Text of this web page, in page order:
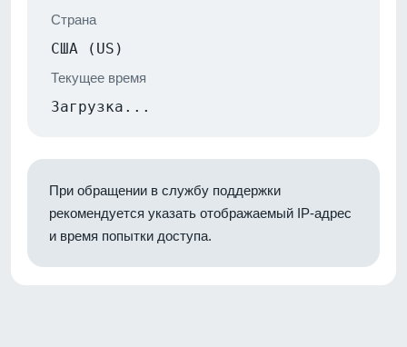
Страна
США (US)
Текущее время
Загрузка...
При обращении в службу поддержки
рекомендуется указать отображаемый IP-адрес
и время попытки доступа.